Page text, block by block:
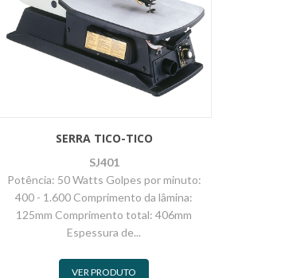
SERRA TICO-TICO
SJ401
Potência: 50 Watts Golpes por minuto:
400 - 1.600 Comprimento da lâmina:
125mm Comprimento total: 406mm
Espessura de...
VER PRODUTO